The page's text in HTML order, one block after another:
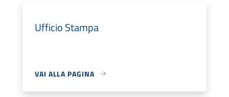
Ufficio Stampa
VAI ALLA PAGINA